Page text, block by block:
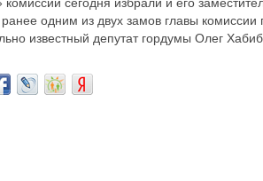
одним из двух замов главы комиссии
известный депутат гордумы Олег